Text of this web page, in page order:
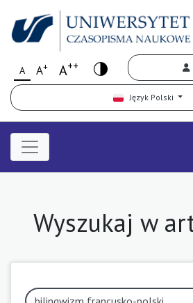
A A+ A++
Język Polski
Wyszukaj w